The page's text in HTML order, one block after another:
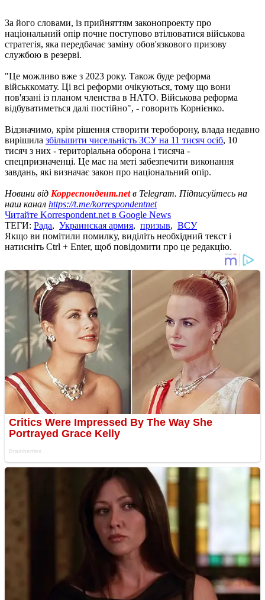
За його словами, із прийняттям законопроекту про
національний опір почне поступово втілюватися військова
стратегія, яка передбачає заміну обов'язкового призову
службою в резерві.
"Це можливо вже з 2023 року. Також буде реформа
військкомату. Ці всі реформи очікуються, тому що вони
пов'язані із планом членства в НАТО. Військова реформа
відбуватиметься далі постійно", - говорить Корнієнко.
Відзначимо, крім рішення створити тероборону, влада недавно
вирішила збільшити чисельність ЗСУ на 11 тисяч осіб, 10
тисяч з них - територіальна оборона і тисяча -
спецпризначенці. Це має на меті забезпечити виконання
завдань, які визначає закон про національний опір.
Новини від Корреспондент.netв Telegram. Підписуйтесь на
наш канал https://t.me/korrespondentnet
Читайте Korrespondent.net в Google News
ТЕГИ: Рада, Украинская армия, призыв, ВСУ
Якщо ви помітили помилку, виділіть необхідний текст і
натисніть Ctrl + Enter, щоб повідомити про це редакцію.